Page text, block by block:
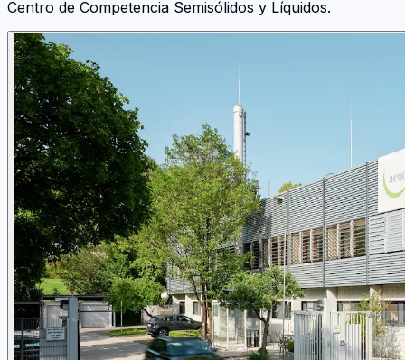
Centro de Competencia Semisólidos y Líquidos.